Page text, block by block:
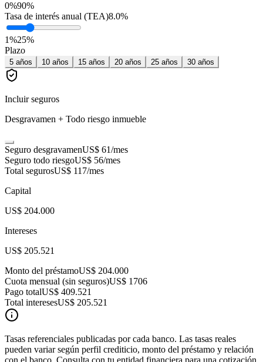
0%90%
Tasa de interés anual (TEA)8.0%
1%25%
Plazo
5 años 10 años 15 años 20 años 25 años 30 años
Incluir seguros
Desgravamen + Todo riesgo inmueble
Seguro desgravamenUS$ 61/mes
Seguro todo riesgoUS$ 56/mes
Total segurosUS$ 117/mes
Capital
US$ 204.000
Intereses
US$ 205.521
Monto del préstamoUS$ 204.000
Cuota mensual (sin seguros)US$ 1706
Pago totalUS$ 409.521
Total interesesUS$ 205.521
Tasas referenciales publicadas por cada banco. Las tasas reales
pueden variar según perfil crediticio, monto del préstamo y relación